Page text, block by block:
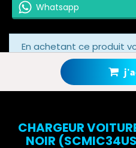
Whatsapp
En achetant ce produit
grâce à notre
Votre panier totalisera
CHARGEUR
NOIR